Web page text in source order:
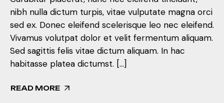
nibh nulla dictum turpis, vitae vulputate magna orci
sed ex. Donec eleifend scelerisque leo nec eleifend.
Vivamus volutpat dolor et velit fermentum aliquam.
Sed sagittis felis vitae dictum aliquam. In hac
habitasse platea dictumst. […]
READ MORE